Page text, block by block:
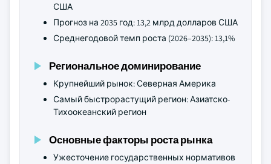
США
Прогноз на 2035 год: 13,2 млрд долларов США
Среднегодовой темп роста (2026–2035): 13,1%
Региональное доминирование
Крупнейший рынок: Северная Америка
Самый быстрорастущий регион: Азиатско-
Тихоокеанский регион
Основные факторы роста рынка
Ужесточение государственных нормативов